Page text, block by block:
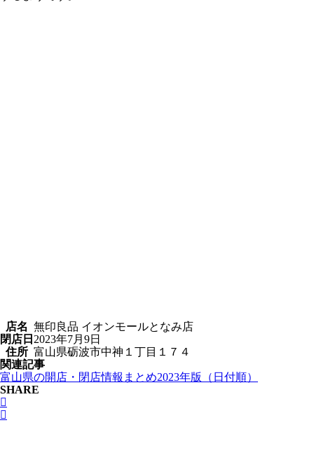
店名 無印良品 イオンモールとなみ店
閉店日 2023年7月9日
住所 富山県砺波市中神１丁目１７４
関連記事
富山県の開店・閉店情報まとめ2023年版（日付順）
SHARE